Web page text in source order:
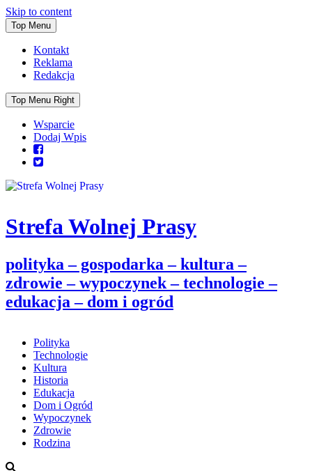
Skip to content
Top Menu
Kontakt
Reklama
Redakcja
Top Menu Right
Wsparcie
Dodaj Wpis
Strefa Wolnej Prasy
polityka – gospodarka – kultura –
zdrowie – wypoczynek – technologie –
edukacja – dom i ogród
Polityka
Technologie
Kultura
Historia
Edukacja
Dom i Ogród
Wypoczynek
Zdrowie
Rodzina